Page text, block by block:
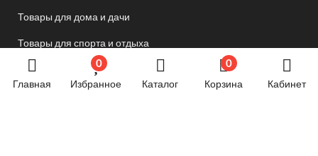
Главная
0
Избранное Каталог
0
Корзина Кабинет
Товары для дома и дачи
Товары для спорта и отдыха
Хозяйственные товары